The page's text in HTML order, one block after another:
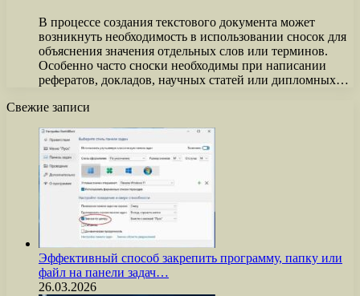
В процессе создания текстового документа может
возникнуть необходимость в использовании сносок для
объяснения значения отдельных слов или терминов.
Особенно часто сноски необходимы при написании
рефератов, докладов, научных статей или дипломных…
Свежие записи
Эффективный способ закрепить программу, папку или
файл на панели задач…
26.03.2026